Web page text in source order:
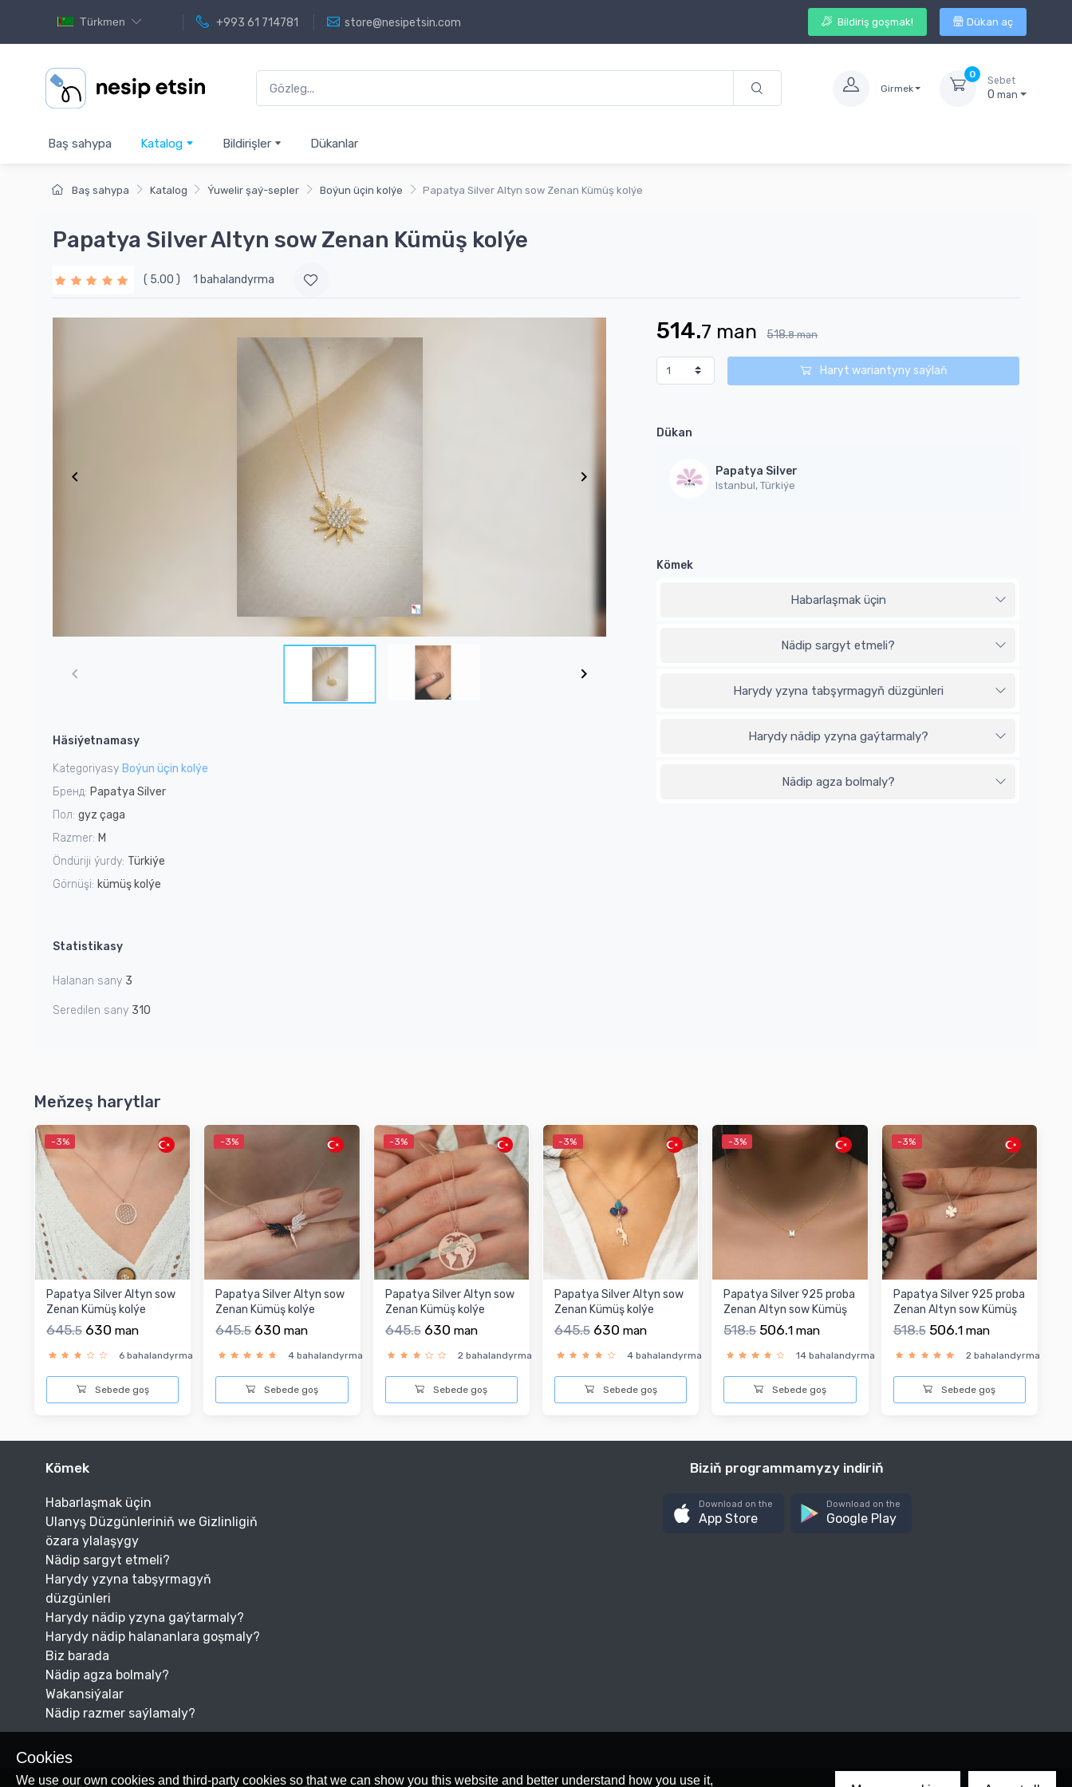
Türkmen +993 61 714781 store@nesipetsin.com Bildiriş goşmak! Dükan aç
Girmek
0
Sebet
0man
Baş sahypa Katalog Bildirişler Dükanlar
Baş sahypa Katalog Ýuwelir şaý-sepler Boýun üçin kolýe Papatya Silver Altyn sow Zenan Kümüş kolýe
Papatya Silver Altyn sow Zenan Kümüş kolýe
( 5.00 ) 1 bahalandyrma
2
Häsiýetnamasy
Kategoriyasy Boýun üçin kolýe
Бренд: Papatya Silver
Пол: gyz çaga
Razmer: M
Öndüriji ýurdy: Türkiýe
Görnüşi: kümüş kolýe
Statistikasy
Halanan sany 3
Seredilen sany 310
514.7 man 518.8 man
Haryt wariantyny saýlaň
Dükan
Papatya Silver
Istanbul, Türkiýe
Kömek
Habarlaşmak üçin
Nädip sargyt etmeli?
Harydy yzyna tabşyrmagyň düzgünleri
Harydy nädip yzyna gaýtarmaly?
Nädip agza bolmaly?
Meňzeş harytlar
-3%
Papatya Silver Altyn sow
Zenan Kümüş kolýe
645.5 630 man
6 bahalandyrma
Sebede goş
-3%
Papatya Silver Altyn sow
Zenan Kümüş kolýe
645.5 630man
4 bahalandyrma
Sebede goş
-3%
Papatya Silver Altyn sow
Zenan Kümüş kolýe
645.5 630 man
2 bahalandyrma
Sebede goş
-3%
Papatya Silver Altyn sow
Zenan Kümüş kolýe
645.5 630 man
4 bahalandyrma
Sebede goş
-3%
Papatya Silver 925 proba
Zenan Altyn sow Kümüş
kolýe
518.5 506.1 man
14 bahalandyrma
Sebede goş
-3%
Papatya Silver 925 proba
Zenan Altyn sow Kümüş
gaplama kolýe
518.5 506.1 man
2 bahalandyrma
Sebede goş
Cookies
We use our own cookies and third-party cookies so that we can show you this website and better understand how you use it,
Kömek
Habarlaşmak üçin
Ulanyş Düzgünleriniň we Gizlinligiň
özara ylalaşygy
Nädip sargyt etmeli?
Harydy yzyna tabşyrmagyň
düzgünleri
Harydy nädip yzyna gaýtarmaly?
Harydy nädip halananlara goşmaly?
Biz barada
Nädip agza bolmaly?
Wakansiýalar
Nädip razmer saýlamaly?
Biziň programmamyzy indiriň
Download on the
App Store
Download on the
Google Play